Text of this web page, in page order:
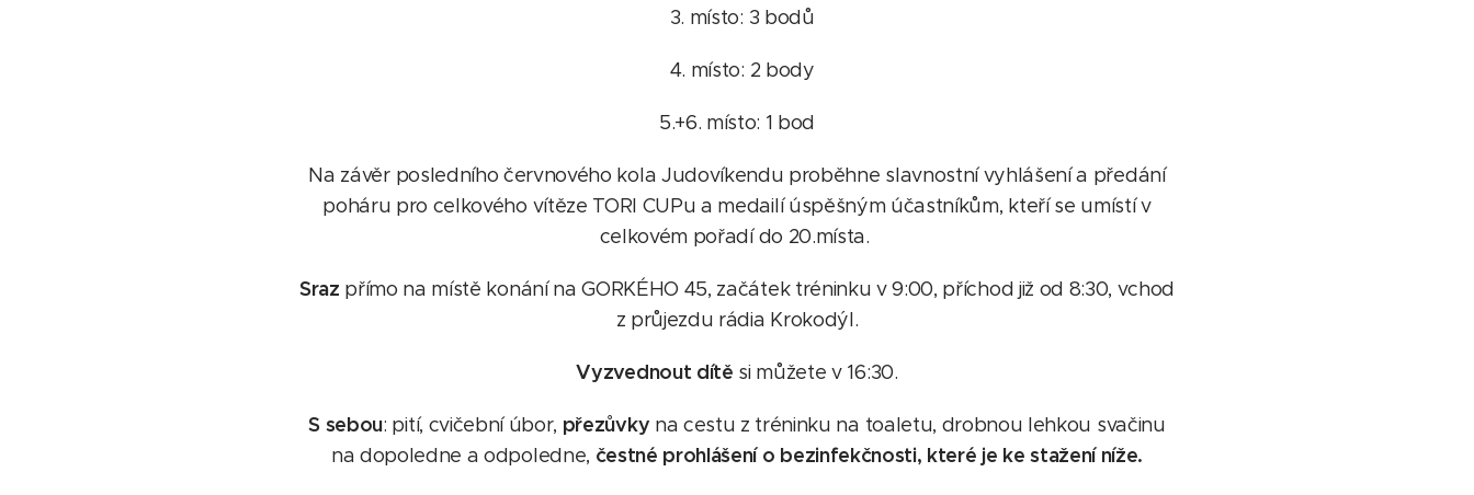
3. místo: 3 bodů
4. místo: 2 body
5.+6. místo: 1 bod
Na závěr posledního červnového kola Judovíkendu proběhne slavnostní vyhlášení a předání
poháru pro celkového vítěze TORI CUPu a medailí úspěšným účastníkům, kteří se umístí v
celkovém pořadí do 20.místa.
Sraz přímo na místě konání na GORKÉHO 45, začátek tréninku v 9:00, příchod již od 8:30, vchod
z průjezdu rádia Krokodýl.
Vyzvednout dítě si můžete v 16:30.
S sebou: pití, cvičební úbor, přezůvky na cestu z tréninku na toaletu, drobnou lehkou svačinu
na dopoledne a odpoledne, čestné prohlášení o bezinfekčnosti, které je ke stažení níže.